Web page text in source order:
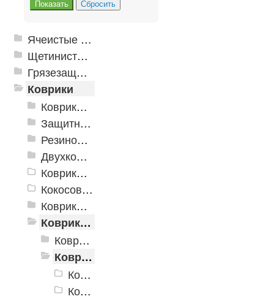
Ячеистые грязезащитные покрытия
Щетинистые покрытия
Грязезащитные, влаговпитывающие покрытия
Коврики
Коврики влаговпитывающие
Защитные коврики и лотки
Резиновые коврики
Двухкомпонентные коврики
Коврики на пенорезине
Кокосовые коврики
Коврики для ванн
Коврики и дорожки пористые (Лапша)
Коврики «Лапша»
Коврик придверный Dabar
Коврик придверный Dabar 011
Коврик придверный Dabar 017